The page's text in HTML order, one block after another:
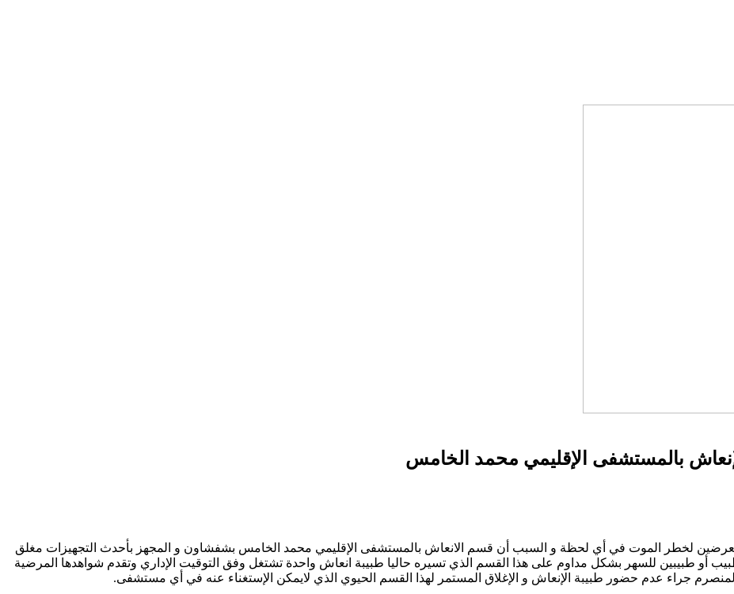
بالمستشفى الإقليمي محمد الخامس
نسمة و كلهم أصبحوا معرضين لخطر الموت في أي لحظة و السبب أن قسم الانعاش بالمستشفى الإقليمي محمد الخامس بشفشاون و المجهز بأحدث التجهيزات مغلق
أو طبيبين للسهر بشكل مداوم على هذا القسم الذي تسيره حاليا طبيبة انعاش واحدة تشتغل وفق التوقيت الإداري وتقدم شواهدها المرضية
جراء عدم حضور طبيبة الإنعاش و الإغلاق المستمر لهذا القسم الحيوي الذي لايمكن الإستغناء عنه في أي مستشفى.